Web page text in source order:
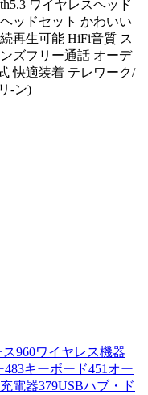
ワイヤレスヘッド
ッドセット かわいい
再生可能 HiFi音質 ス
ズフリー通話 オーデ
快適装着 テレワーク/
-ン)
960ワイヤレス機器
483キーボード451オー
充電器379USBハブ・ド